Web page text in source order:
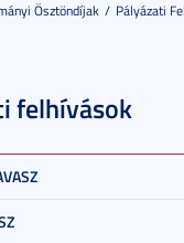
Ösztöndíjak Pályázati
felhívások